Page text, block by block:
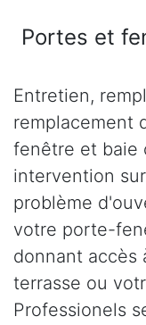
Portes et
Entretien,
remplacement
fenêtre et baie
intervention
problème
votre porte-
donnant accès
terrasse ou
Professionels